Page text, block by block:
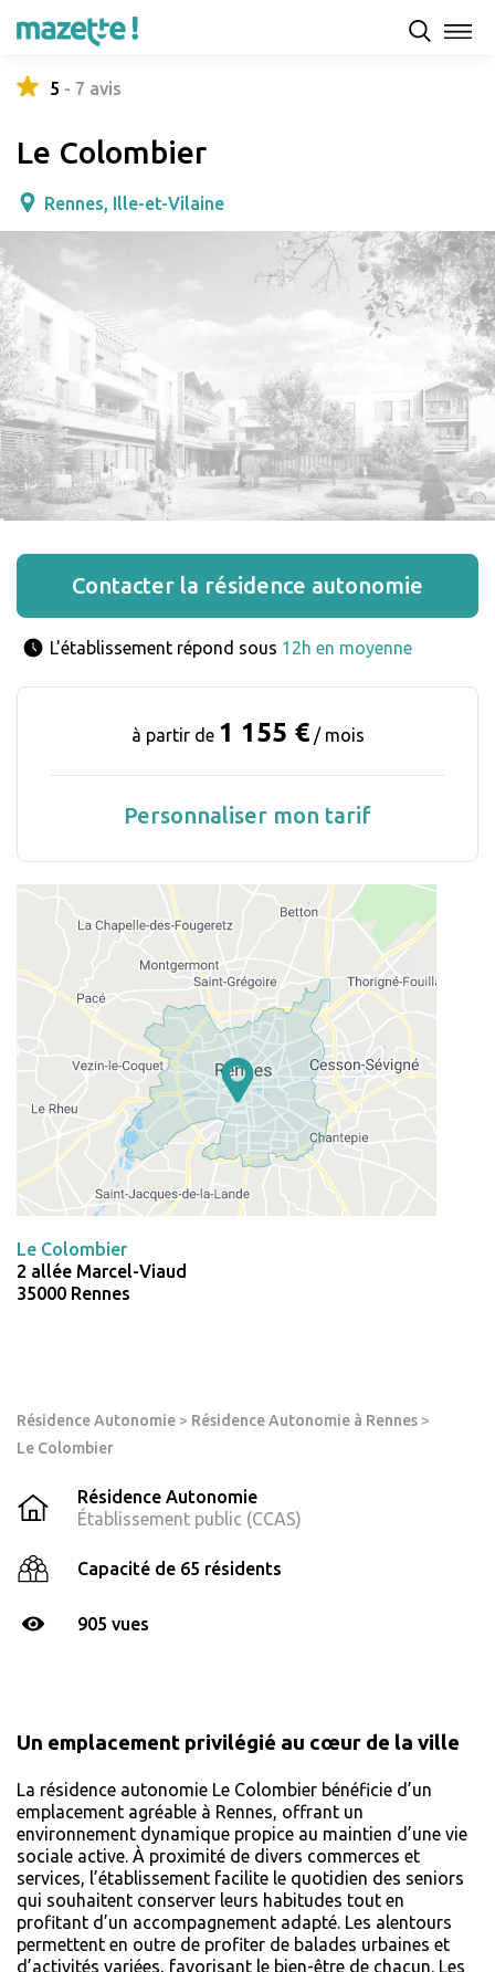
5 - 7 avis
Le Colombier
Rennes, Ille-et-Vilaine
Résidence Autonomie > Résidence Autonomie à Rennes >
Le Colombier
Résidence Autonomie
Établissement public (CCAS)
Capacité de 65 résidents
905 vues
Un emplacement privilégié au cœur de la ville
La résidence autonomie Le Colombier bénéficie d’un
emplacement agréable à Rennes, offrant un
environnement dynamique propice au maintien d’une vie
sociale active. À proximité de divers commerces et
services, l’établissement facilite le quotidien des seniors
qui souhaitent conserver leurs habitudes tout en
profitant d’un accompagnement adapté. Les alentours
permettent en outre de profiter de balades urbaines et
d’activités variées, favorisant le bien-être de chacun. Les
Contacter la résidence autonomie
L'établissement répond sous 12h en moyenne
à partir de 1 155 €/ mois
Personnaliser mon tarif
Le Colombier
2 allée Marcel-Viaud
35000 Rennes